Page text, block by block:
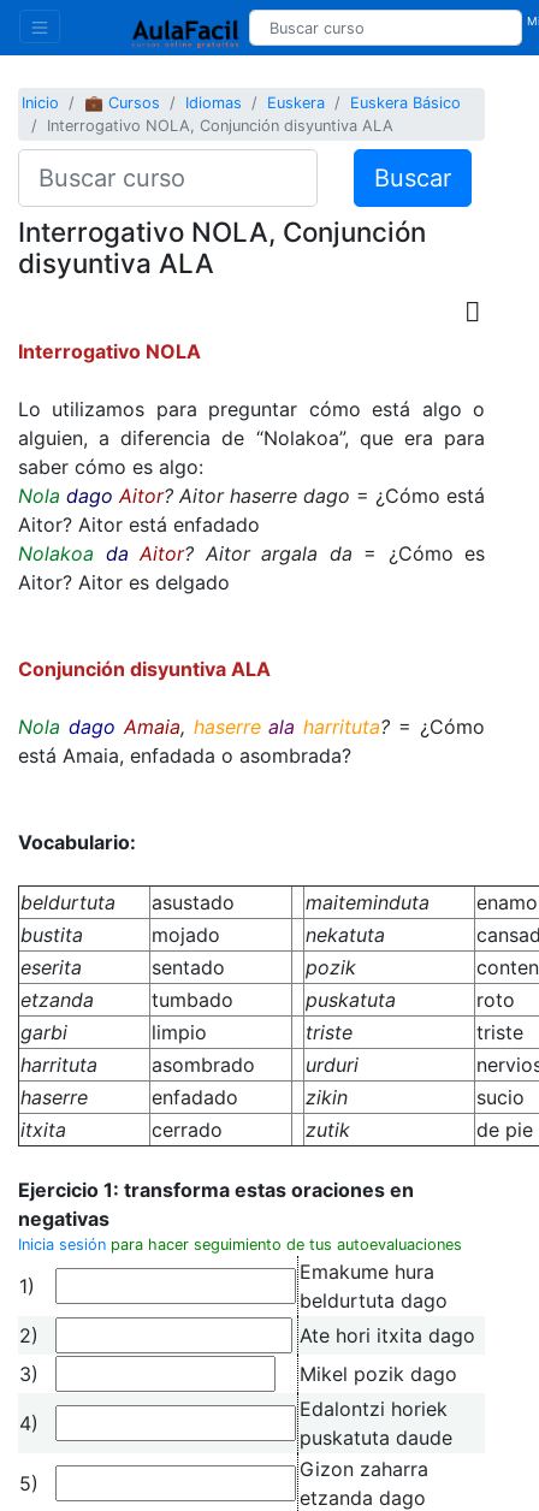
Inicio 💼 Cursos Idiomas Euskera
Euskera Básico
Interrogativo NOLA, Conjunción disyuntiva ALA
Buscar
Interrogativo NOLA, Conjunción
disyuntiva ALA
Interrogativo NOLA
Lo utilizamos para preguntar cómo está algo o
alguien, a diferencia de “Nolakoa”, que era para
saber cómo es algo:
Nola dago Aitor? Aitor haserre dago = ¿Cómo está
Aitor? Aitor está enfadado
Nolakoa da Aitor? Aitor argala da = ¿Cómo es
Aitor? Aitor es delgado
Conjunción disyuntiva ALA
Nola dago Amaia, haserrealaharrituta? = ¿Cómo
está Amaia, enfadada o asombrada?
Vocabulario:
beldurtuta asustado maiteminduta
bustita
mojado nekatuta
eserita
sentado pozik
etzanda
tumbado puskatuta
roto
garbi
limpio triste
triste
harrituta
asombrado urduri
haserre
enfadado zikin
sucio
itxita
cerrado zutik de pie
Ejercicio 1: transforma estas oraciones en
negativas
Inicia sesión para hacer seguimiento de tus autoevaluaciones
1)
Emakume hura
beldurtuta dago
2)
Ate hori itxita dago
3)
Mikel pozik dago
4)
Edalontzi horiek
puskatuta daude
5)
Gizon zaharra
etzanda dago